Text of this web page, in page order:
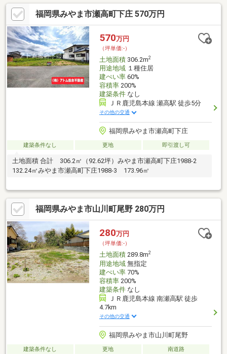
16時（休：水曜日、第2、3火曜日） この時間帯はお電話でのお問
い合わせがスムーズにご案内できます。右下の電話ボタンをタッ
チ！もしくはお気軽にお電話ください ＞＞＞0120-210-
393━━━━━━━━━━━━━━━━━━━━━━□□
福岡県みやま市瀬高町下庄 570万円
570万円
（坪単価:-）
土地面積306.2m2
用途地域１種住居
建ぺい率60%
容積率200%
建築条件なし
ＪＲ鹿児島本線 瀬高駅 徒歩5分
その他の交通
福岡県みやま市瀬高町下庄
建築条件なし 更地 即引渡し可
土地面積 合計 306.2㎡（92.62坪）みやま市瀬高町下庄1988-2
132.24㎡みやま市瀬高町下庄1988-3 173.96㎡
福岡県みやま市山川町尾野 280万円
280万円
（坪単価:-）
土地面積289.8m2
用途地域無指定
建ぺい率70%
容積率200%
建築条件なし
ＪＲ鹿児島本線 南瀬高駅 徒歩
4.7km
その他の交通
福岡県みやま市山川町尾野
建築条件なし 更地
南道路